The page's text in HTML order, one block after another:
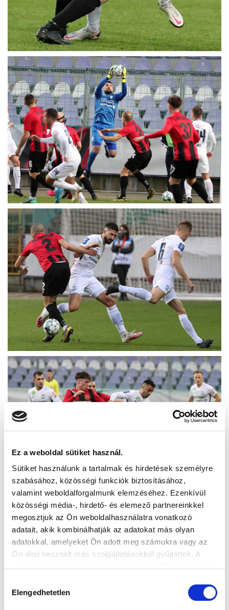
Ez a weboldal sütiket használ.
Sütiket használunk a tartalmak és hirdetések személyre
szabásához, közösségi funkciók biztosításához,
valamint weboldalforgalmunk elemzéséhez. Ezenkívül
közösségi média-, hirdető- és elemező partnereinkkel
megosztjuk az Ön weboldalhasználatra vonatkozó
adatait, akik kombinálhatják az adatokat más olyan
adatokkal, amelyeket Ön adott meg számukra vagy az
Ön által használt más szolgáltatásokból gyűjtöttek. A
kiválasztása
Elengedhetetlen